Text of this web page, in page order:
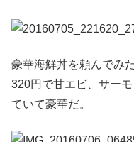
豪華海鮮丼を頼んでみた
320円で甘エビ、サー
ていて豪華だ。